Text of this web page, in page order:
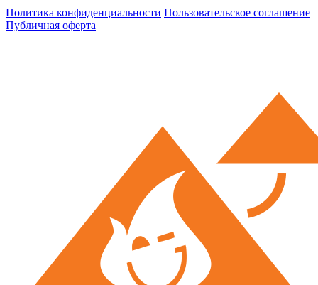
Политика конфиденциальности Пользовательское соглашение
Публичная оферта